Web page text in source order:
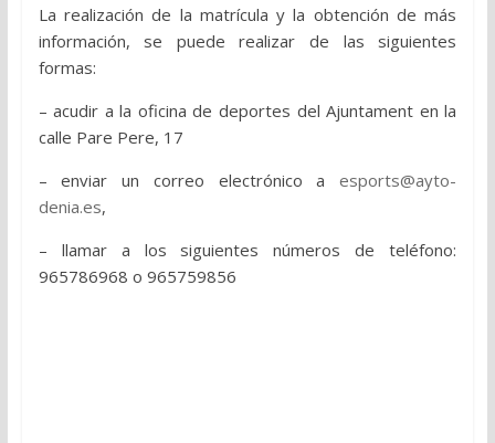
La realización de la matrícula y la obtención de más
información, se puede realizar de las siguientes
formas:
– acudir a la oficina de deportes del Ajuntament en la
calle Pare Pere, 17
– enviar un correo electrónico aesports@ayto-
denia.es,
– llamar a los siguientes números de teléfono:
965786968 o 965759856